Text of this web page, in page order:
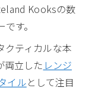
Kooksの数
す。
クティカルな本
両立した レンジ
イルとして注目